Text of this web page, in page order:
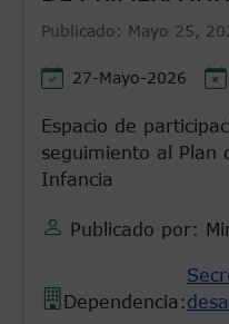
Publicado: Mayo 25,
27-Mayo-2026
Espacio de
seguimiento al Plan
Infancia
Publicado por:
Dependencia: